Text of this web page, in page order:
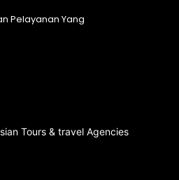
Pelayanan Yang
Tours & travel Agencies